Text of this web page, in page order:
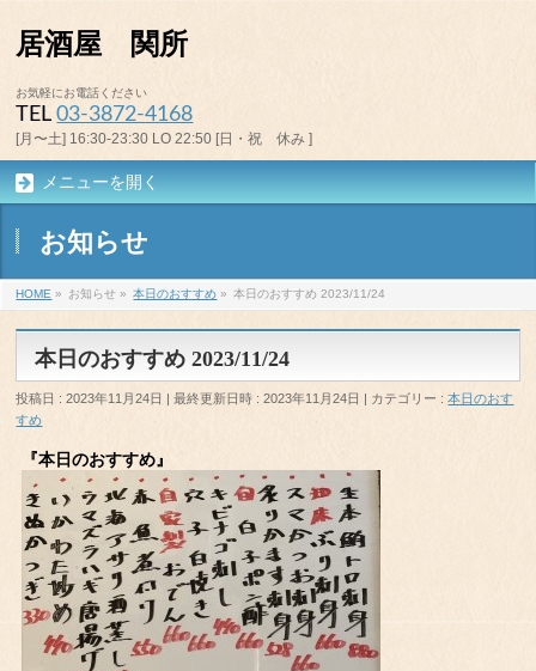
居酒屋 関所
お気軽にお電話ください
TEL03-3872-4168
[月〜土] 16:30-23:30 LO 22:50 [日・祝 休み ]
メニューを開く
お知らせ
HOME » お知らせ » 本日のおすすめ » 本日のおすすめ 2023/11/24
本日のおすすめ 2023/11/24
投稿日 : 2023年11月24日 最終更新日時 : 2023年11月24日 カテゴリー :本日のおす
すめ
『本日のおすすめ』